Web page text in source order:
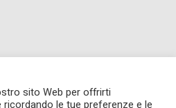
sito Web per offrirti
le tue preferenze e le